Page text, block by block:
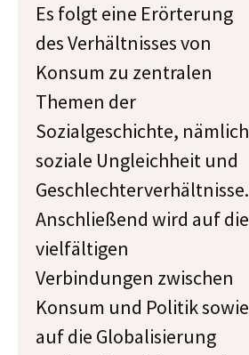
Es folgt eine Erörterung
des Verhältnisses von
Konsum zu zentralen
Themen der
Sozialgeschichte, nämlich
soziale Ungleichheit und
Geschlechterverhältnisse.
Anschließend wird auf die
vielfältigen
Verbindungen zwischen
Konsum und Politik sowie
auf die Globalisierung